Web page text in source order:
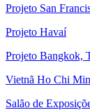
Projeto San
Projeto Havaí
Projeto Bangkok,
Vietnã Ho Chi
Salão de